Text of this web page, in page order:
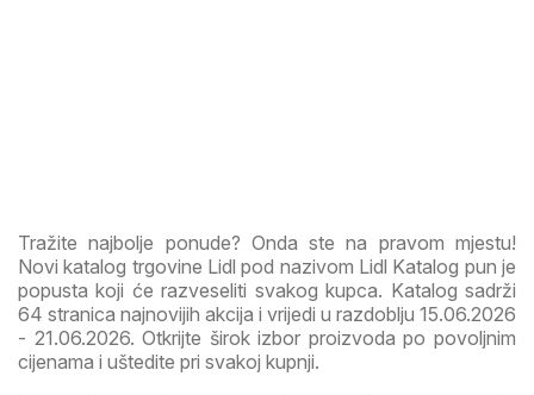
Tražite najbolje ponude? Onda ste na pravom mjestu!
Novi katalog trgovine Lidl pod nazivom Lidl Katalog pun je
popusta koji će razveseliti svakog kupca. Katalog sadrži
64 stranica najnovijih akcija i vrijedi u razdoblju 15.06.2026
- 21.06.2026. Otkrijte širok izbor proizvoda po povoljnim
cijenama i uštedite pri svakoj kupnji.